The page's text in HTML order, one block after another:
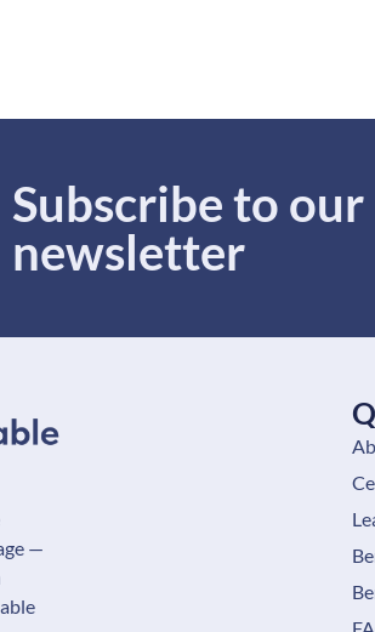
Subscribe to our
newsletter
—